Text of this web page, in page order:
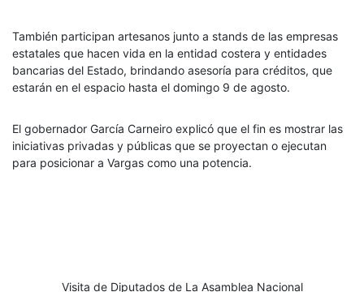
También participan artesanos junto a stands de las empresas
estatales que hacen vida en la entidad costera y entidades
bancarias del Estado, brindando asesoría para créditos, que
estarán en el espacio hasta el domingo 9 de agosto.
El gobernador García Carneiro explicó que el fin es mostrar las
iniciativas privadas y públicas que se proyectan o ejecutan
para posicionar a Vargas como una potencia.
Visita de Diputados de La Asamblea Nacional